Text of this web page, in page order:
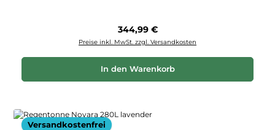
Regulärer Preis:
344,99 €
Preise inkl. MwSt. zzgl. Versandkosten
In den Warenkorb
Versandkostenfrei